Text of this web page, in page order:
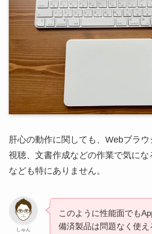
肝心の動作に関しても、Webブラ
視聴、文書作成などの作業で気にな
なども特にありません。
しゅん
このように性能面でも
備済製品は問題なく使え